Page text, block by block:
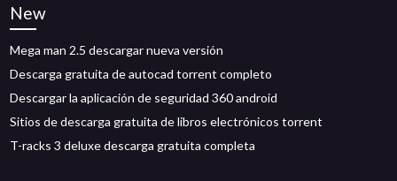
New
Mega man 2.5 descargar nueva versión
Descarga gratuita de autocad torrent completo
Descargar la aplicación de seguridad 360 android
Sitios de descarga gratuita de libros electrónicos torrent
T-racks 3 deluxe descarga gratuita completa